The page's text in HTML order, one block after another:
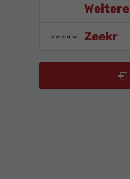
Weitere
Zeekr